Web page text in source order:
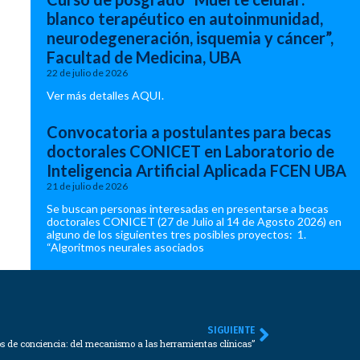
blanco terapéutico en autoinmunidad,
neurodegeneración, isquemia y cáncer”,
Facultad de Medicina, UBA
22 de julio de 2026
Ver más detalles AQUI.
Convocatoria a postulantes para becas
doctorales CONICET en Laboratorio de
Inteligencia Artificial Aplicada FCEN UBA
21 de julio de 2026
Se buscan personas interesadas en presentarse a becas
doctorales CONICET (27 de Julio al 14 de Agosto 2026) en
alguno de los siguientes tres posibles proyectos: 1.
“Algoritmos neurales asociados
SIGUIENTE
de conciencia: del mecanismo a las herramientas clínicas”